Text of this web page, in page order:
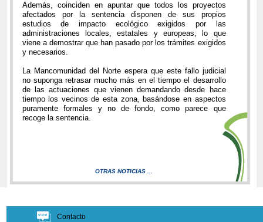
Además, coinciden en apuntar que todos los proyectos
afectados por la sentencia disponen de sus propios
estudios de impacto ecológico exigidos por las
administraciones locales, estatales y europeas, lo que
viene a demostrar que han pasado por los trámites exigidos
y necesarios.
La Mancomunidad del Norte espera que este fallo judicial
no suponga retrasar mucho más en el tiempo el desarrollo
de las actuaciones que vienen demandando desde hace
tiempo los vecinos de esta zona, basándose en aspectos
puramente formales y no de fondo, como parece que
recoge la sentencia.
OTRAS NOTICIAS ...
Contacto